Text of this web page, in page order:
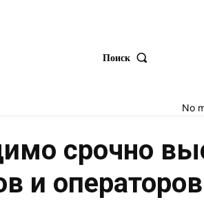
Поиск
No
срочно
и операторов